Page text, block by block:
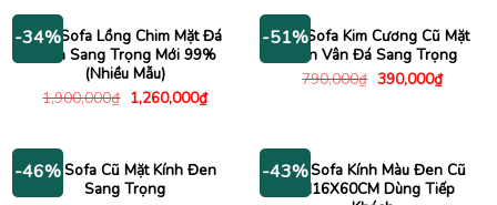
-34%
Bàn Sofa Lồng Chim Mặt Đá
Tròn Sang Trọng Mới 99%
(Nhiều Mẫu)
1,900,000₫ Giá
gốc
1,260,000₫Giá
hiện
1,260,000₫.
-51%
Bàn Sofa Kim Cương Cũ Mặt
Đen Vân Đá Sang Trọng
790,000₫ Giá
390,000₫Giá
hiện
-46%
Bàn Sofa Cũ Mặt Kính Đen
Sang Trọng
-43%
Bàn Sofa Kính Màu Đen Cũ
1M16X60CM Dùng Tiếp